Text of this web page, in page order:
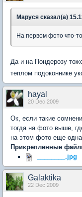
Маруся сказал(а)
На первом фото что-
Да и на Пондерозу
теплом подоконнике
hayal
20 Dec 2009
Ок, если такие
тогда на фото выше,
на этом фото еще
Прикрепленные
________.jpg
Galaktika
22 Dec 2009